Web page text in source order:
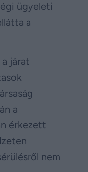
ügyeleti
a
járat
a
érkezett
nem